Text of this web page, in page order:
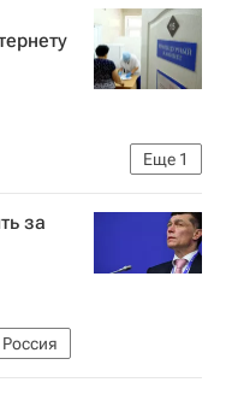
Еще 1
за
Россия